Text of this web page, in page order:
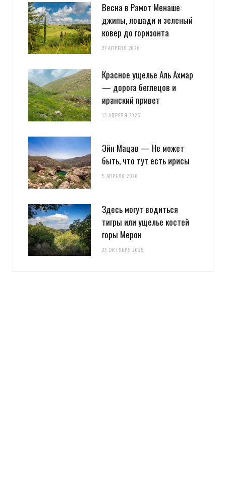
Весна в Рамот Менаше:
джипы, лошади и зеленый
ковер до горизонта
27 АПРЕЛЯ 2026
Красное ущелье Аль Ахмар
— дорога беглецов и
иранский привет
13 АПРЕЛЯ 2026
Эйн Мацав — Не может
быть, что тут есть ирисы
5 АПРЕЛЯ 2026
Здесь могут водиться
тигры или ущелье костей
горы Мерон
23 ОКТЯБРЯ 2025